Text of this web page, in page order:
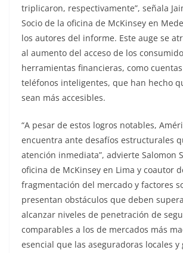
triplicaron, respectivamente”, señala
Socio de la oficina de McKinsey en
los autores del informe. Este auge se
al aumento del acceso de los
herramientas financieras, como
teléfonos inteligentes, que han hecho
sean más accesibles.
“A pesar de estos logros notables,
encuentra ante desafíos estructurales
atención inmediata”, advierte Salomon
oficina de McKinsey en Lima y coautor
fragmentación del mercado y factores
presentan obstáculos que deben
alcanzar niveles de penetración de
comparables a los de mercados más
esencial que las aseguradoras locales y